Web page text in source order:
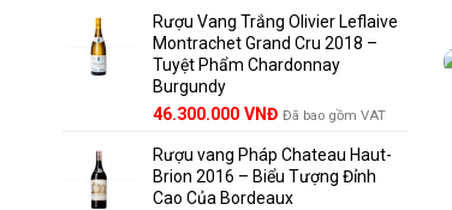
5 sao
Rượu Vang Trắng Olivier Leflaive
Montrachet Grand Cru 2018 –
Tuyệt Phẩm Chardonnay
Burgundy
46.300.000 VNĐ Đã bao gồm VAT
Rượu vang Pháp Chateau Haut-
Brion 2016 – Biểu Tượng Đỉnh
Cao Của Bordeaux